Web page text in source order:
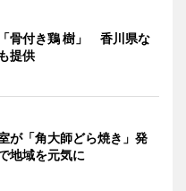
骨付き鶏 樹」 香川県な
提供
が「角大師どら焼き」発
地域を元気に